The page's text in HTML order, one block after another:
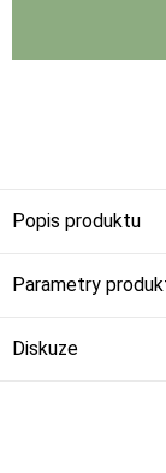
Popis produktu
Parametry
Diskuze